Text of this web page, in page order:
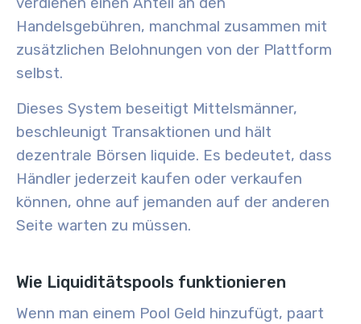
Handelsgebühren, manchmal zusammen mit
zusätzlichen Belohnungen von der Plattform
selbst.
Dieses System beseitigt Mittelsmänner,
beschleunigt Transaktionen und hält
dezentrale Börsen liquide. Es bedeutet, dass
Händler jederzeit kaufen oder verkaufen
können, ohne auf jemanden auf der anderen
Seite warten zu müssen.
Wie Liquiditätspools funktionieren
Wenn man einem Pool Geld hinzufügt, paart